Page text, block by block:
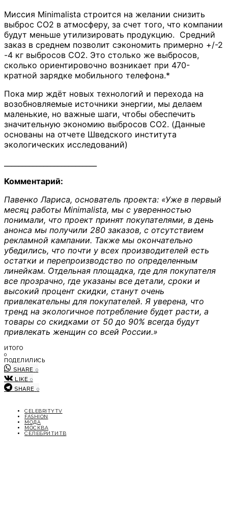
Миссия Minimalista строится на желании снизить
выброс СО2 в атмосферу, за счет того, что компании
будут меньше утилизировать продукцию. Средний
заказ в среднем позволит сэкономить примерно +/-2
-4 кг выбросов CO2. Это столько же выбросов,
сколько ориентировочно возникает при 470-
кратной зарядке мобильного телефона.*
Пока мир ждёт новых технологий и перехода на
возобновляемые источники энергии, мы делаем
маленькие, но важные шаги, чтобы обеспечить
значительную экономию выбросов CO2. (Данные
основаны на отчете Шведского института
экологических исследований)
Комментарий:
Павенко Лариса, основатель проекта: «Уже в первый
месяц работы Minimalista, мы с уверенностью
понимали, что проект принят покупателями, в день
анонса мы получили 280 заказов, с отсутствием
рекламной кампании. Также мы окончательно
убедились, что почти у всех производителей есть
остатки и перепроизводство по определенным
линейкам. Отдельная площадка, где для покупателя
все прозрачно, где указаны все детали, сроки и
высокий процент скидки, станут очень
привлекательны для покупателей. Я уверена, что
тренд на экологичное потребление будет расти, а
товары со скидками от 50 до 90% всегда будут
привлекать женщин со всей России.»
ИТОГО
0
ПОДЕЛИЛИСЬ
SHARE 0
LIKE 0
SHARE 0
CELEBRITYTV
FASHION
МОДА
МОСКВА
СЕЛЕБРИТИТВ